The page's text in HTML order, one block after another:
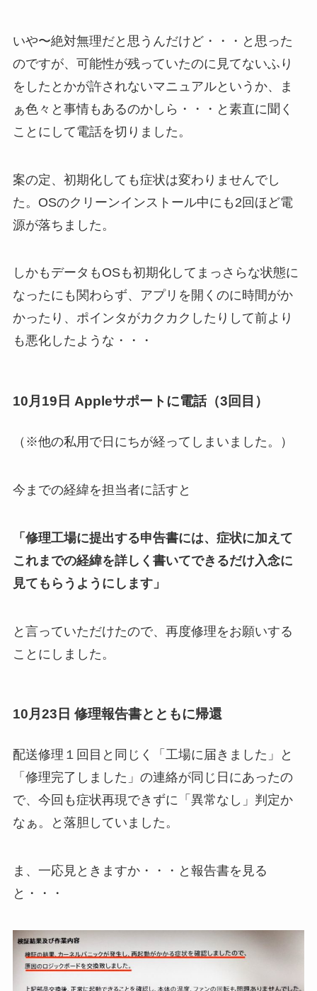
いや〜絶対無理だと思うんだけど・・・と思った
のですが、可能性が残っていたのに見てないふり
をしたとかが許されないマニュアルというか、ま
ぁ色々と事情もあるのかしら・・・と素直に聞く
ことにして電話を切りました。
案の定、初期化しても症状は変わりませんでし
た。OSのクリーンインストール中にも2回ほど電
源が落ちました。
しかもデータもOSも初期化してまっさらな状態に
なったにも関わらず、アプリを開くのに時間がか
かったり、ポインタがカクカクしたりして前より
も悪化したような・・・
10月19日 Appleサポートに電話（3回目）
（※他の私用で日にちが経ってしまいました。）
今までの経緯を担当者に話すと
「修理工場に提出する申告書には、症状に加えて
これまでの経緯を詳しく書いてできるだけ入念に
見てもらうようにします」
と言っていただけたので、再度修理をお願いする
ことにしました。
10月23日 修理報告書とともに帰還
配送修理１回目と同じく「工場に届きました」と
「修理完了しました」の連絡が同じ日にあったの
で、今回も症状再現できずに「異常なし」判定か
なぁ。と落胆していました。
ま、一応見ときますか・・・と報告書を見る
と・・・